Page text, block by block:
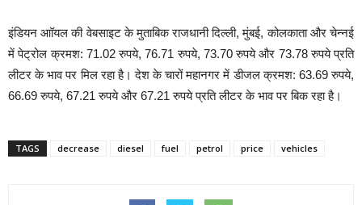
इंडियन आॉयल की वेबसाइट के मुताबिक राजधानी दिल्ली, मुंबई, कोलकाता और चेन्नई
में पेट्रोल क्रमश: 71.02 रुपये, 76.71 रुपये, 73.70 रुपये और 73.78 रुपये प्रति
लीटर के भाव पर मिल रहा है। देश के चारों महानगर में डीजल क्रमश: 63.69 रुपये,
66.69 रुपये, 67.21 रुपये और 67.21 रुपये प्रति लीटर के भाव पर बिक रहा है।
TAGS decrease diesel fuel petrol price vehicles